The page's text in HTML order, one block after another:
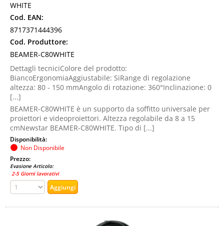
WHITE
Cod. EAN:
8717371444396
Cod. Produttore:
BEAMER-C80WHITE
Dettagli tecniciColore del prodotto:
BiancoErgonomiaAggiustabile: SiRange di regolazione
altezza: 80 - 150 mmAngolo di rotazione: 360°Inclinazione: 0
[...]
BEAMER-C80WHITE è un supporto da soffitto universale per
proiettori e videoproiettori. Altezza regolabile da 8 a 15
cmNewstar BEAMER-C80WHITE. Tipo di [...]
Disponibilità:
Non Disponibile
Prezzo:
Evasione Articolo:
2-5 Giorni lavorativi